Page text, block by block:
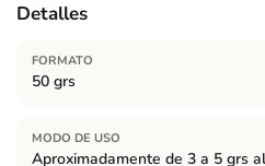
Detalles
FORMATO
50 grs
MODO DE USO
Aproximadamente de 3 a 5 grs